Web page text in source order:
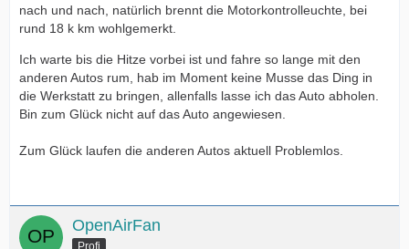
nach und nach, natürlich brennt die Motorkontrolleuchte, bei
rund 18 k km wohlgemerkt.
Ich warte bis die Hitze vorbei ist und fahre so lange mit den
anderen Autos rum, hab im Moment keine Musse das Ding in
die Werkstatt zu bringen, allenfalls lasse ich das Auto abholen.
Bin zum Glück nicht auf das Auto angewiesen.
Zum Glück laufen die anderen Autos aktuell Problemlos.
OpenAirFan
Profi